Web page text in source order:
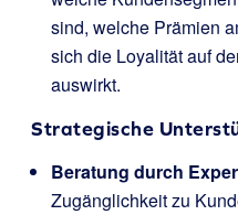
sind, welche Prämien
sich die Loyalität auf
auswirkt.
Strategische
Beratung durch
Zugänglichkeit zu